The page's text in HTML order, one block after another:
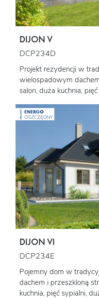
DIJON V
DCP234D
Projekt rezydencji w
wielospadowym
salon, duża kuchnia,
PROJEKT ENERGO
OSZCZĘDNY
DIJON VI
DCP234E
Pojemny dom w
dachem i przeszkloną
kuchnia, pięć sypialni,